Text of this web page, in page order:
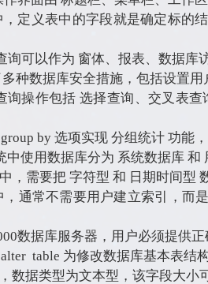
，定义表中的字段就是确定标的
询可以作为 窗体、报表、数据库
种数据库安全措施，包括设置用
询操作包括 选择查询、交叉表
by 选项实现 分组统计 功能
中使用数据库分为 系统数据库 和
，需要把 字符型 和 日期时间型
，通常不需要用户建立索引，而
数据库服务器，用户必须提供
table 为修改数据库基本表结构
数据类型为文本型，该字段大小